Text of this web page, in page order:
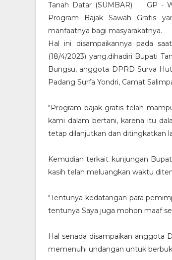
Tanah Datar (SUMBAR) GP -
Program Bajak Sawah Gratis
manfaatnya bagi masyarakatnya.
Hal ini disampaikannya pada
(18/4/2023) yang.dihadiri Bupati
Bungsu, anggota DPRD Surva
Padang Surfa Yondri, Camat
"Program bajak gratis telah
kami dalam bertani, karena itu
tetap dilanjutkan dan ditingkatkan
Kemudian terkait kunjungan
kasih telah meluangkan waktu
"Tentunya kedatangan para
tentunya Saya juga mohon maaf
Hal senada disampaikan anggota
memenuhi undangan untuk